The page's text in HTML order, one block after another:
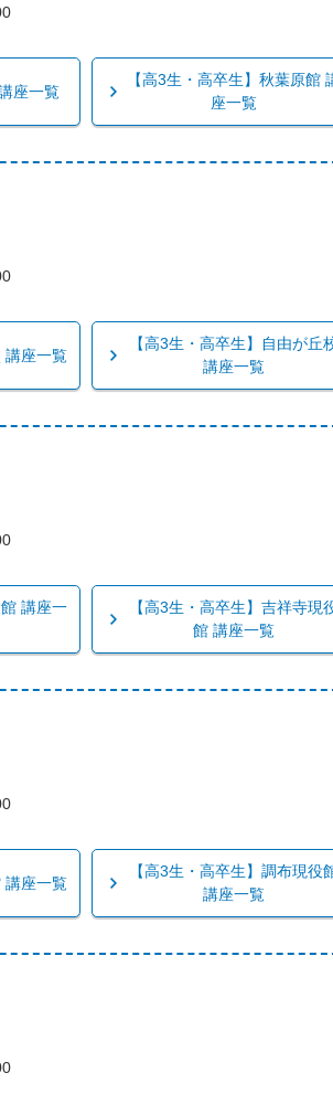
座一覧
【高3生・高卒生】秋葉原館
座一覧
講座一覧
【高3生・高卒生】自由が丘
講座一覧
講座一
【高3生・高卒生】吉祥寺現
館 講座一覧
講座一覧
【高3生・高卒生】調布現役
講座一覧